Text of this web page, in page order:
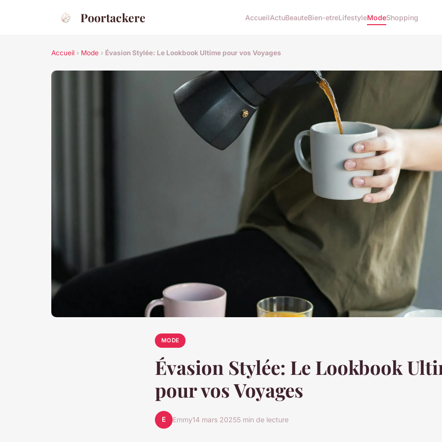
Poortackere AccueilActuBeauteBien-etreLifestyleModeShopping
Accueil › Mode › Évasion Stylée: Le Lookbook Ultime pour vos Voyages
MODE
Évasion Stylée: Le Lookbook
pour vos Voyages
E Emmy14 mars 20255 min de lecture